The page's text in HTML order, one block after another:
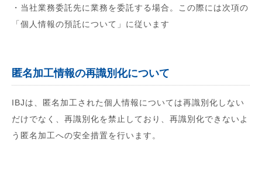
・当社業務委託先に業務を委託する場合。この際には次項の
「個人情報の預託について」に従います
匿名加工情報の再識別化について
IBJは、匿名加工された個人情報については再識別化しない
だけでなく、再識別化を禁止しており、再識別化できないよ
う匿名加工への安全措置を行います。